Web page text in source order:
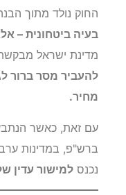
החוק נולד מתוך
בעיה ביטחונית –
מדינת ישראל
להעביר מסר ברור
מחיר.
עם זאת, כאשר
ברש"פ, במדינות
נכנס למישור עדין